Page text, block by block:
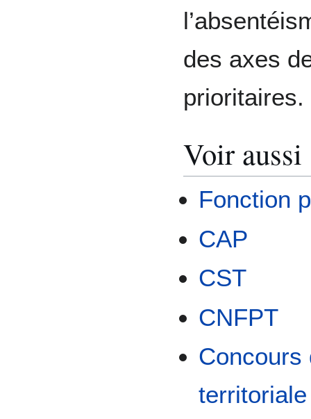
des axes
prioritaires.
Voir aussi
Fonction
CAP
CST
CNFPT
Concours
territoriale